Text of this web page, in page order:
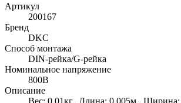
Артикул
200167
Бренд
DKC
Способ монтажа
DIN-рейка/G-рейка
Номинальное напряжение
800В
Описание
Вес: 0.01кг., Длина: 0.005м.,